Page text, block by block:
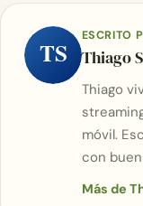
TS
ESCRITO
Thiago
Thiago
móvil.
con
Más de